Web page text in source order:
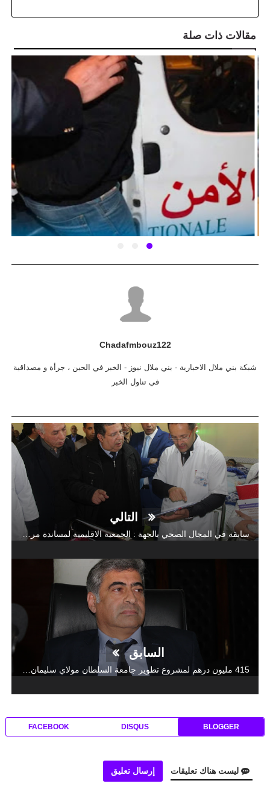
مقالات ذات صلة
Chadafmbouz122
شبكة بني ملال الاخبارية - بني ملال نيوز - الخبر في الحين ، جرأة و مصداقية
في تناول الخبر
التالي
السابق
BLOGGER
DISQUS
FACEBOOK
ليست هناك تعليقات إرسال تعليق